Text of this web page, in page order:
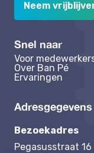
Neem
Snel naar
Voor
Over Ban Pé
Ervaringen
Adresgegevens
Bezoekadres
Pegasusstraat 16